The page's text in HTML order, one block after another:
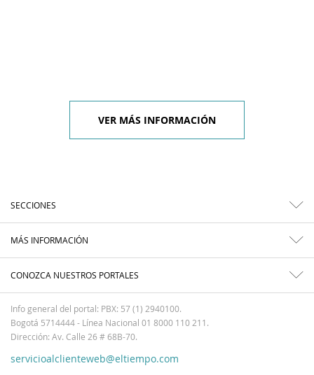
VER MÁS INFORMACIÓN
SECCIONES
MÁS INFORMACIÓN
CONOZCA NUESTROS PORTALES
Info general del portal: PBX: 57 (1) 2940100.
Bogotá 5714444 - Línea Nacional 01 8000 110 211.
Dirección: Av. Calle 26 # 68B-70.
servicioalclienteweb@eltiempo.com